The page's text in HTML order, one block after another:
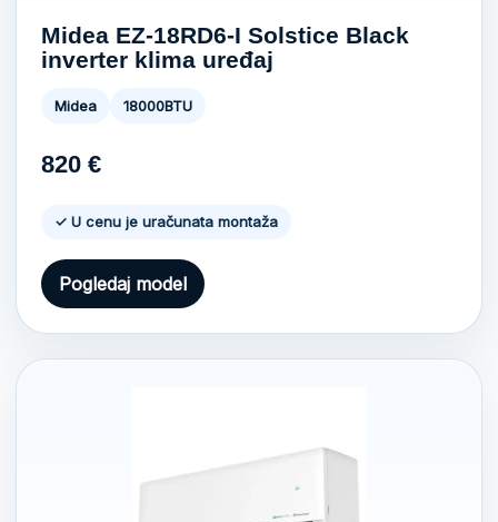
Midea EZ-18RD6-I Solstice Black
inverter klima uređaj
Midea 18000BTU
820 €
✓ U cenu je uračunata montaža
Pogledaj model